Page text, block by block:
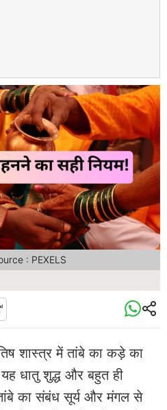
: PEXELS
शास्त्र में तांबे का कड़े का
धातु शुद्ध और बहुत ही
का संबंध सूर्य और मंगल से